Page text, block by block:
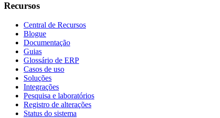
Recursos
Central de Recursos
Blogue
Documentação
Guias
Glossário de ERP
Casos de uso
Soluções
Integrações
Pesquisa e laboratórios
Registro de alterações
Status do sistema